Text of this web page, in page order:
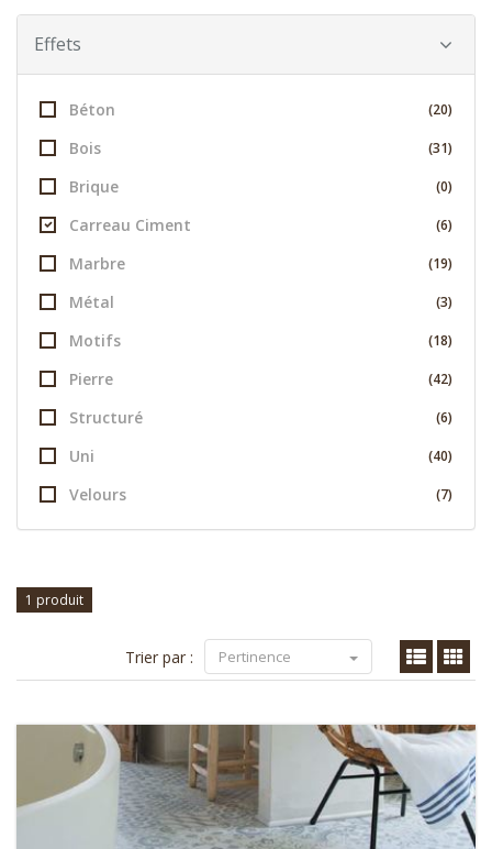
Effets
Béton (20)
Bois (31)
Brique (0)
Carreau Ciment (6)
Marbre (19)
Métal (3)
Motifs (18)
Pierre (42)
Structuré (6)
Uni (40)
Velours (7)
1 produit
Trier par : Pertinence